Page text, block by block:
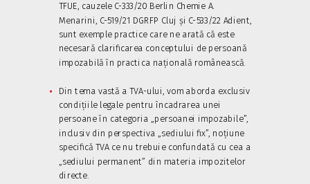
TFUE, cauzele C-333/20 Berlin Chemie A.
Menarini, C-519/21 DGRFP Cluj și C-533/22 Adient,
sunt exemple practice care ne arată că este
necesară clarificarea conceptului de persoană
impozabilă în practica națională românească.
Din tema vastă a TVA-ului, vom aborda exclusiv
condițiile legale pentru încadrarea unei
persoane în categoria „persoanei impozabile”,
inclusiv din perspectiva „sediului fix”, noțiune
specifică TVA ce nu trebuie confundată cu cea a
„sediului permanent” din materia impozitelor
directe.